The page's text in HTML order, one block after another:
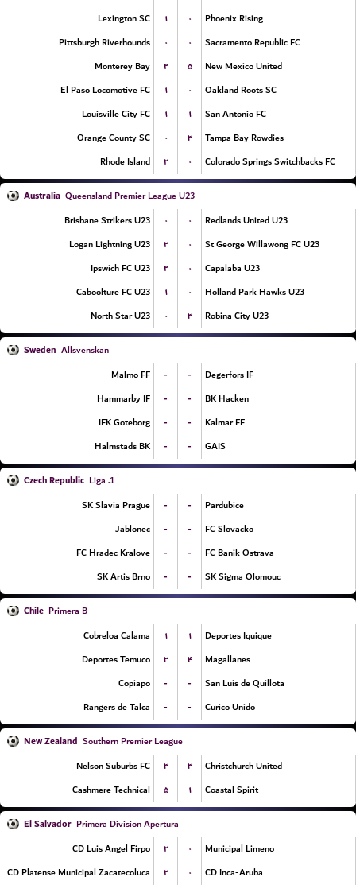
Lexington SC
۱ ۰
Phoenix Rising
Pittsburgh Riverhounds
۰ ۰
Sacramento Republic FC
Monterey Bay
۲ ۵
New Mexico United
El Paso Locomotive FC
۱ ۰
Oakland Roots SC
Louisville City FC
۱ ۱
San Antonio FC
Orange County SC
۰ ۳
Tampa Bay Rowdies
Rhode Island
۲ ۰ Colorado Springs Switchbacks FC
Australia Queensland Premier League U23
Brisbane Strikers U23
۰ ۰
Redlands United U23
Logan Lightning U23
۲ ۰
St George Willawong FC U23
Ipswich FC U23
۲ ۰
Capalaba U23
Caboolture FC U23
۱ ۰
Holland Park Hawks U23
North Star U23
۰ ۳ Robina City U23
Sweden Allsvenskan
Malmo FF
- -
Degerfors IF
Hammarby IF
- -
BK Hacken
IFK Goteborg
- -
Kalmar FF
Halmstads BK
- - GAIS
Czech Republic
1. Liga
SK Slavia Prague
- -
Pardubice
Jablonec
- -
FC Slovacko
FC Hradec Kralove
- -
FC Banik Ostrava
SK Artis Brno
- - SK Sigma Olomouc
Chile Primera B
Cobreloa Calama
۱ ۱
Deportes Iquique
Deportes Temuco
۳ ۴
Magallanes
Copiapo
- -
San Luis de Quillota
Rangers de Talca
- - Curico Unido
New Zealand Southern Premier League
Nelson Suburbs FC
۳ ۳
Christchurch United
Cashmere Technical
۵ ۱ Coastal Spirit
El Salvador Primera Division Apertura
CD Luis Angel Firpo
۲ ۰
Municipal Limeno
CD Platense Municipal Zacatecoluca
۲ ۰
CD Inca-Aruba